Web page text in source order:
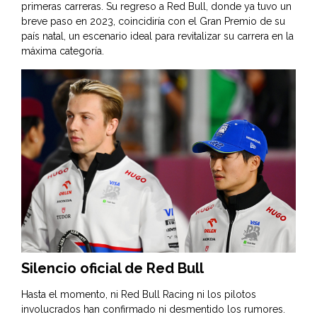
primeras carreras. Su regreso a Red Bull, donde ya tuvo un
breve paso en 2023, coincidiría con el Gran Premio de su
país natal, un escenario ideal para revitalizar su carrera en la
máxima categoría.
Silencio oficial de Red Bull
Hasta el momento, ni Red Bull Racing ni los pilotos
involucrados han confirmado ni desmentido los rumores.